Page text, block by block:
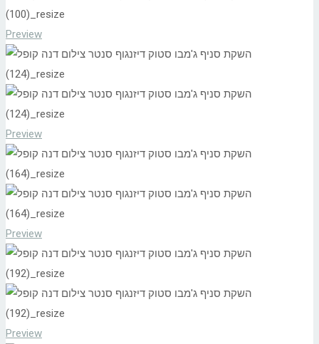
Preview
Preview
Preview
Preview